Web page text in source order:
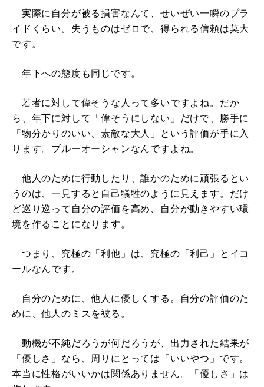
実際に自分が被る損害なんて、せいぜい一瞬のプラ
イドくらい。失うものはゼロで、得られる信頼は莫大
です。
年下への態度も同じです。
若者に対して偉そうな人って多いですよね。だか
ら、年下に対して「偉そうにしない」だけで、勝手に
「物分かりのいい、素敵な大人」という評価が手に入
ります。ブルーオーシャンなんですよね。
他人のために行動したり、誰かのために頑張るとい
うのは、一見すると自己犠牲のように見えます。だけ
ど巡り巡って自分の評価を高め、自分が動きやすい環
境を作ることになります。
つまり、究極の「利他」は、究極の「利己」とイコ
ールなんです。
自分のために、他人に優しくする。自分の評価のた
めに、他人のミスを被る。
動機が不純だろうが何だろうが、出力された結果が
「優しさ」なら、周りにとっては「いいやつ」です。
本当に性格がいいかは関係ありません。「優しさ」は